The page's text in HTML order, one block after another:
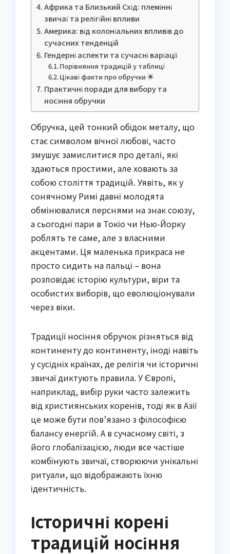
Африка та Близький Схід: племінні
звичаї та релігійні впливи
Америка: від колоніальних впливів до
сучасних тенденцій
Гендерні аспекти та сучасні варіації
Порівняння традицій у таблиці
Цікаві факти про обручки 🌟
Практичні поради для вибору та
носіння обручки
Обручка, цей тонкий обідок металу, що
стає символом вічної любові, часто
змушує замислитися про деталі, які
здаються простими, але ховають за
собою століття традицій. Уявіть, як у
сонячному Римі давні молодята
обмінювалися перснями на знак союзу,
а сьогодні пари в Токіо чи Нью-Йорку
роблять те саме, але з власними
акцентами. Ця маленька прикраса не
просто сидить на пальці – вона
розповідає історію культури, віри та
особистих виборів, що еволюціонували
через віки.
Традиції носіння обручок різняться від
континенту до континенту, іноді навіть
у сусідніх країнах, де релігія чи історичні
звичаї диктують правила. У Європі,
наприклад, вибір руки часто залежить
від християнських коренів, тоді як в Азії
це може бути пов’язано з філософією
балансу енергій. А в сучасному світі, з
його глобалізацією, люди все частіше
комбінують звичаї, створюючи унікальні
ритуали, що відображають їхню
ідентичність.
Історичні корені
традицій носіння